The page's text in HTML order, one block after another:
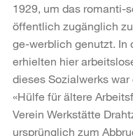
1929, um das romanti-
öffentlich zugänglich
ge-werblich genutzt. In
erhielten hier
dieses Sozialwerks
«Hülfe für ältere
Verein Werkstätte
ursprünglich zum